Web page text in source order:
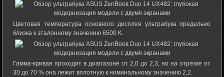
Цветовая температура основного дисплея ультрабука предельно
близка к эталонному значению 6500 K.
Гамма-кривая проходит в диапазоне от 2,0 до 2,3, но на отрезке от
30 до 70 % она лежит вплотную к номинальному значению 2,2.